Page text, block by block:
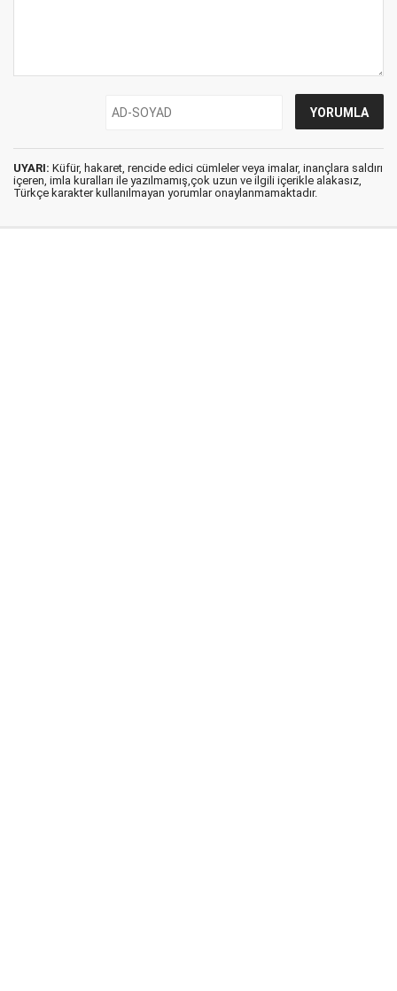
UYARI: Küfür, hakaret, rencide edici cümleler veya imalar, inançlara saldırı
içeren, imla kuralları ile yazılmamış,çok uzun ve ilgili içerikle alakasız,
Türkçe karakter kullanılmayan yorumlar onaylanmamaktadır.